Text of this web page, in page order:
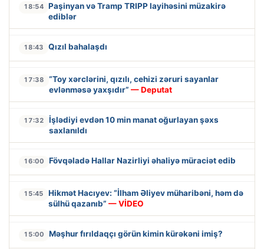
18:54 Paşinyan və Tramp TRIPP layihəsini müzakirə
ediblər
18:43 Qızıl bahalaşdı
17:38
“Toy xərclərini, qızılı, cehizi zəruri sayanlar
evlənməsə yaxşıdır” — Deputat
17:32
İşlədiyi evdən 10 min manat oğurlayan şəxs
saxlanıldı
16:00 Fövqəladə Hallar Nazirliyi əhaliyə müraciət edib
15:45
Hikmət Hacıyev: “İlham Əliyev müharibəni, həm də
sülhü qazanıb” — VİDEO
15:00 Məşhur fırıldaqçı görün kimin kürəkəni imiş?